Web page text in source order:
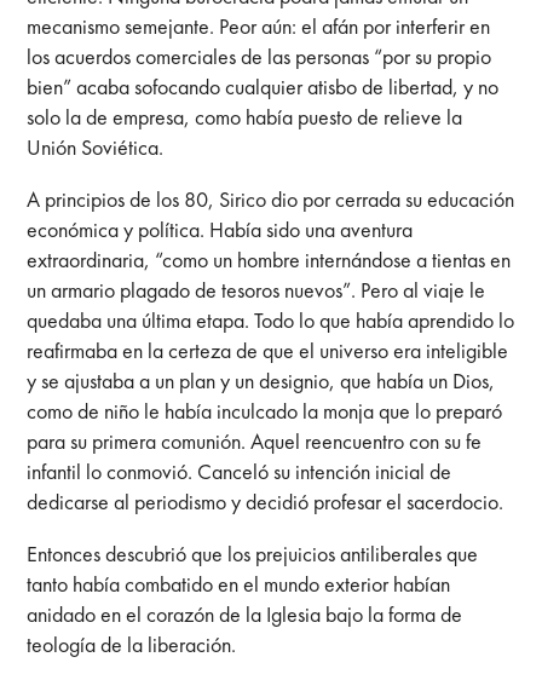
mecanismo semejante. Peor aún: el afán por interferir en
los acuerdos comerciales de las personas “por su propio
bien” acaba sofocando cualquier atisbo de libertad, y no
solo la de empresa, como había puesto de relieve la
Unión Soviética.
A principios de los 80, Sirico dio por cerrada su educación
económica y política. Había sido una aventura
extraordinaria, “como un hombre internándose a tientas en
un armario plagado de tesoros nuevos”. Pero al viaje le
quedaba una última etapa. Todo lo que había aprendido lo
reafirmaba en la certeza de que el universo era inteligible
y se ajustaba a un plan y un designio, que había un Dios,
como de niño le había inculcado la monja que lo preparó
para su primera comunión. Aquel reencuentro con su fe
infantil lo conmovió. Canceló su intención inicial de
dedicarse al periodismo y decidió profesar el sacerdocio.
Entonces descubrió que los prejuicios antiliberales que
tanto había combatido en el mundo exterior habían
anidado en el corazón de la Iglesia bajo la forma de
teología de la liberación.